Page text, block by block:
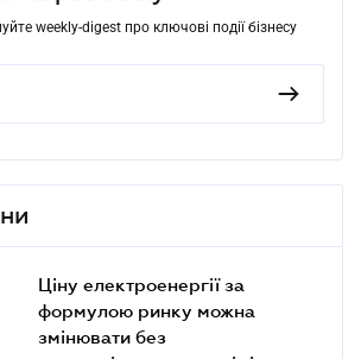
weekly-digest про ключові події бізнесу
Ціну електроенергії за
формулою ринку можна
змінювати без